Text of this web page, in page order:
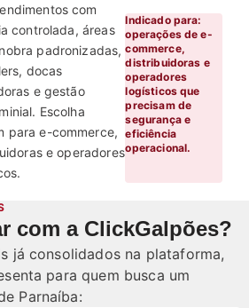
com
controlada, áreas
padronizadas,
docas
e gestão
Escolha
para e-commerce,
e operadores
Indicado para:
operações de e-
commerce,
distribuidoras e
operadores
logísticos que
precisam de
segurança e
eficiência
operacional.
com a ClickGalpões?
já consolidados na plataforma,
para quem busca um
Parnaíba: